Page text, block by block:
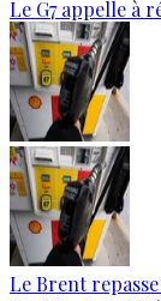
Le G7 appelle à
Le Brent